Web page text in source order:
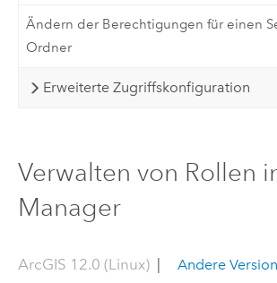
Ändern der Berechtigungen für einen
Ordner
Erweiterte Zugriffskonfiguration
Verwalten von Rollen
Manager
ArcGIS 12.0 (Linux)| Andere